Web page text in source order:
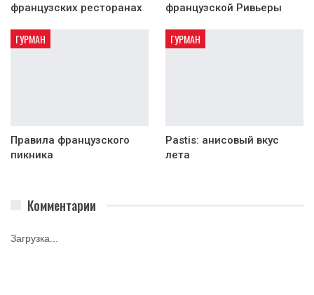
французских ресторанах
французской Ривьеры
ГУРМАН
Правила французского
пикника
ГУРМАН
Pastis: анисовый вкус
лета
Комментарии
Загрузка...